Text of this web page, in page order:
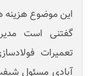
این موضوع هزینه
گفتنی است
تعمیرات
آبادی مسئول